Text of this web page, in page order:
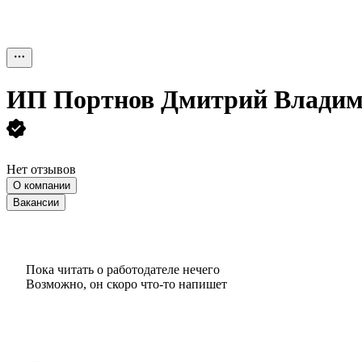
ИП Портнов Дмитрий
Нет отзывов
О компании
Вакансии
Пока читать о работодателе нечего
Возможно, он скоро что‑то напишет